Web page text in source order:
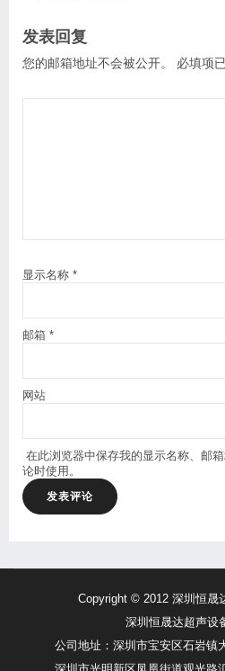
发表回复
您的邮箱地址不会被公开。 必填项
显示名称 *
邮箱 *
网站
在此浏览器中保存我的显示名称、邮
论时使用。
Copyright © 2012 深圳恒晟
深圳恒晟达超声设
公司地址：深圳市宝安区石岩镇